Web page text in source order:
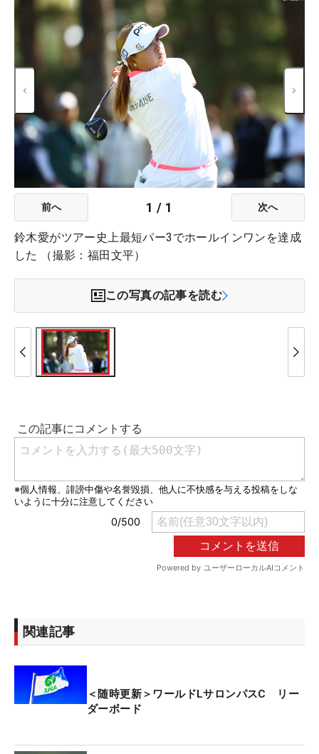
前へ 1 / 1 次へ
鈴木愛がツアー史上最短パー3でホールインワンを達成
した （撮影：福田文平）
この写真の記事を読む
関連記事
＜随時更新＞ワールドLサロンパスC リー
ダーボード